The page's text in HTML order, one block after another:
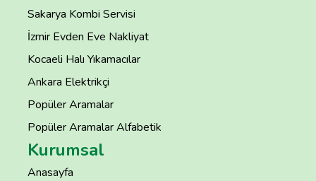
Sakarya Kombi Servisi
İzmir Evden Eve Nakliyat
Kocaeli Halı Yıkamacılar
Ankara Elektrikçi
Popüler Aramalar
Popüler Aramalar Alfabetik
Kurumsal
Anasayfa